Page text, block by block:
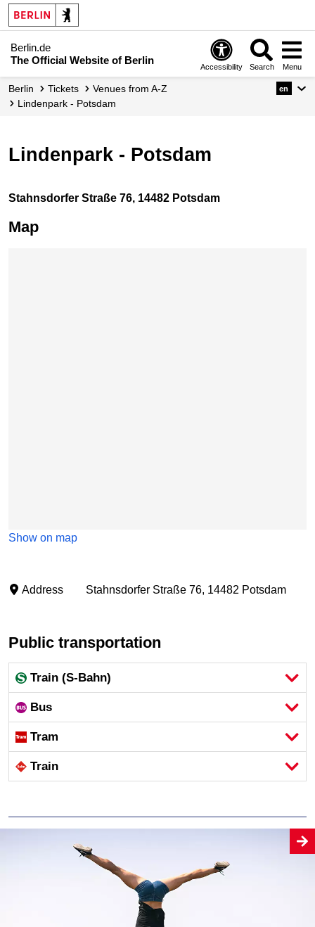
Berlin.de
The Official Website of Berlin
Accessibility Search Menu
Berlin Tickets
Venues from A-Z
Lindenpark - Potsdam
en
Lindenpark - Potsdam
Stahnsdorfer Straße 76, 14482 Potsdam
Map
Show on map
Address Stahnsdorfer Straße 76, 14482 Potsdam
Public transportation
Train (S-Bahn)
Bus
Tram
Train